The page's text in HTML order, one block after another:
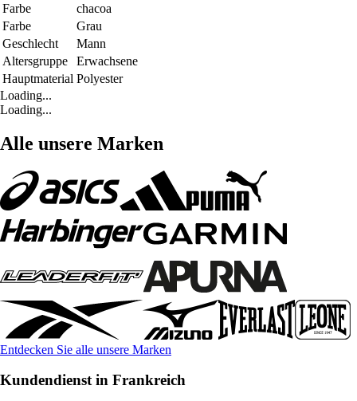
Farbe
chacoa
Farbe
Grau
Geschlecht
Mann
Altersgruppe
Erwachsene
Hauptmaterial Polyester
Loading...
Loading...
Alle unsere Marken
Entdecken Sie alle unsere Marken
Kundendienst in Frankreich